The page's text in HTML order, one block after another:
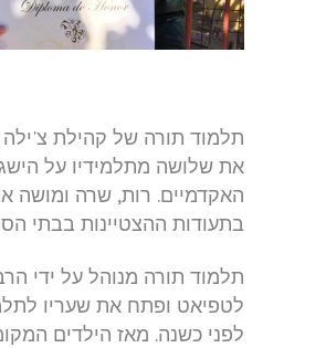
תלמוד תורה של קהילת
את שלושה מתלמידיו על
האקדמיים. רות, שרה ומושה
בתעודות ההצטיינות בבתי
תלמוד תורה מנוהל על ידי
לטפיאט ופתח את שעריו
לפני כשנה. מאז הילדים